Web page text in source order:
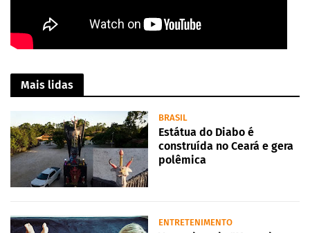
Mais lidas
BRASIL
Estátua do Diabo é
construída no Ceará e gera
polêmica
ENTRETENIMENTO